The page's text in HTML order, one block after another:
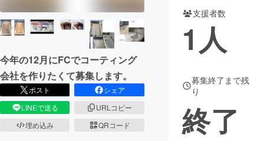
CAMPFIREふるさと納税machi-ya コミュニティ
今年の12月にFCでコーティング
会社を作りたくて募集します。
ポスト
シェア
LINEで送る
URLコピー
埋め込み
QRコード
支援者数
1人
募集終了まで残
り
終了